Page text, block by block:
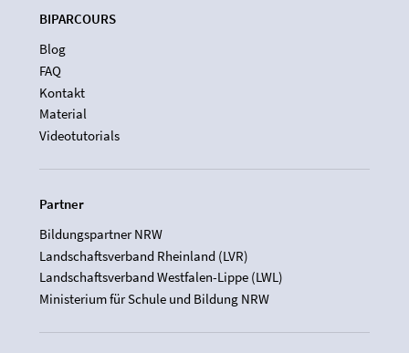
BIPARCOURS
Blog
FAQ
Kontakt
Material
Videotutorials
Partner
Bildungspartner NRW
Landschaftsverband Rheinland (LVR)
Landschaftsverband Westfalen-Lippe (LWL)
Ministerium für Schule und Bildung NRW